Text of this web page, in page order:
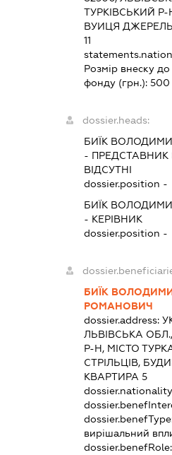
ТУРКІВСЬКИЙ Р-
ВУИЦЯ
11
Розмір внеску до
фонду (грн.):
dossier.heads:
БИЇК
- ПРЕДСТАВНИК
ВІДСУТНІ
dossier.position -
БИЇК
- КЕРІВНИК
dossier.position -
БИЇК
РОМАНОВИЧ
dossier.address:
ЛЬВІВСЬКА
Р-Н, МІСТО
СТРІЛЬЦІВ,
КВАРТИРА 5
вирішальний
dossier.benefRole: